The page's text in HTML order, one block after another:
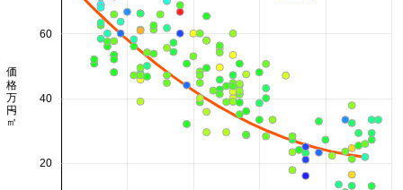
20
40
60
価格 万円/㎡